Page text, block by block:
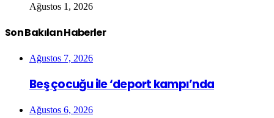
Ağustos 1, 2026
Son Bakılan Haberler
Ağustos 7, 2026
Beş çocuğu ile ‘deport kampı’nda
Ağustos 6, 2026